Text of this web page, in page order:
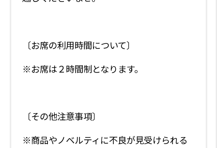
〔お席の利用時間について〕
※お席は２時間制となります。
〔その他注意事項〕
※商品やノベルティに不良が見受けられる